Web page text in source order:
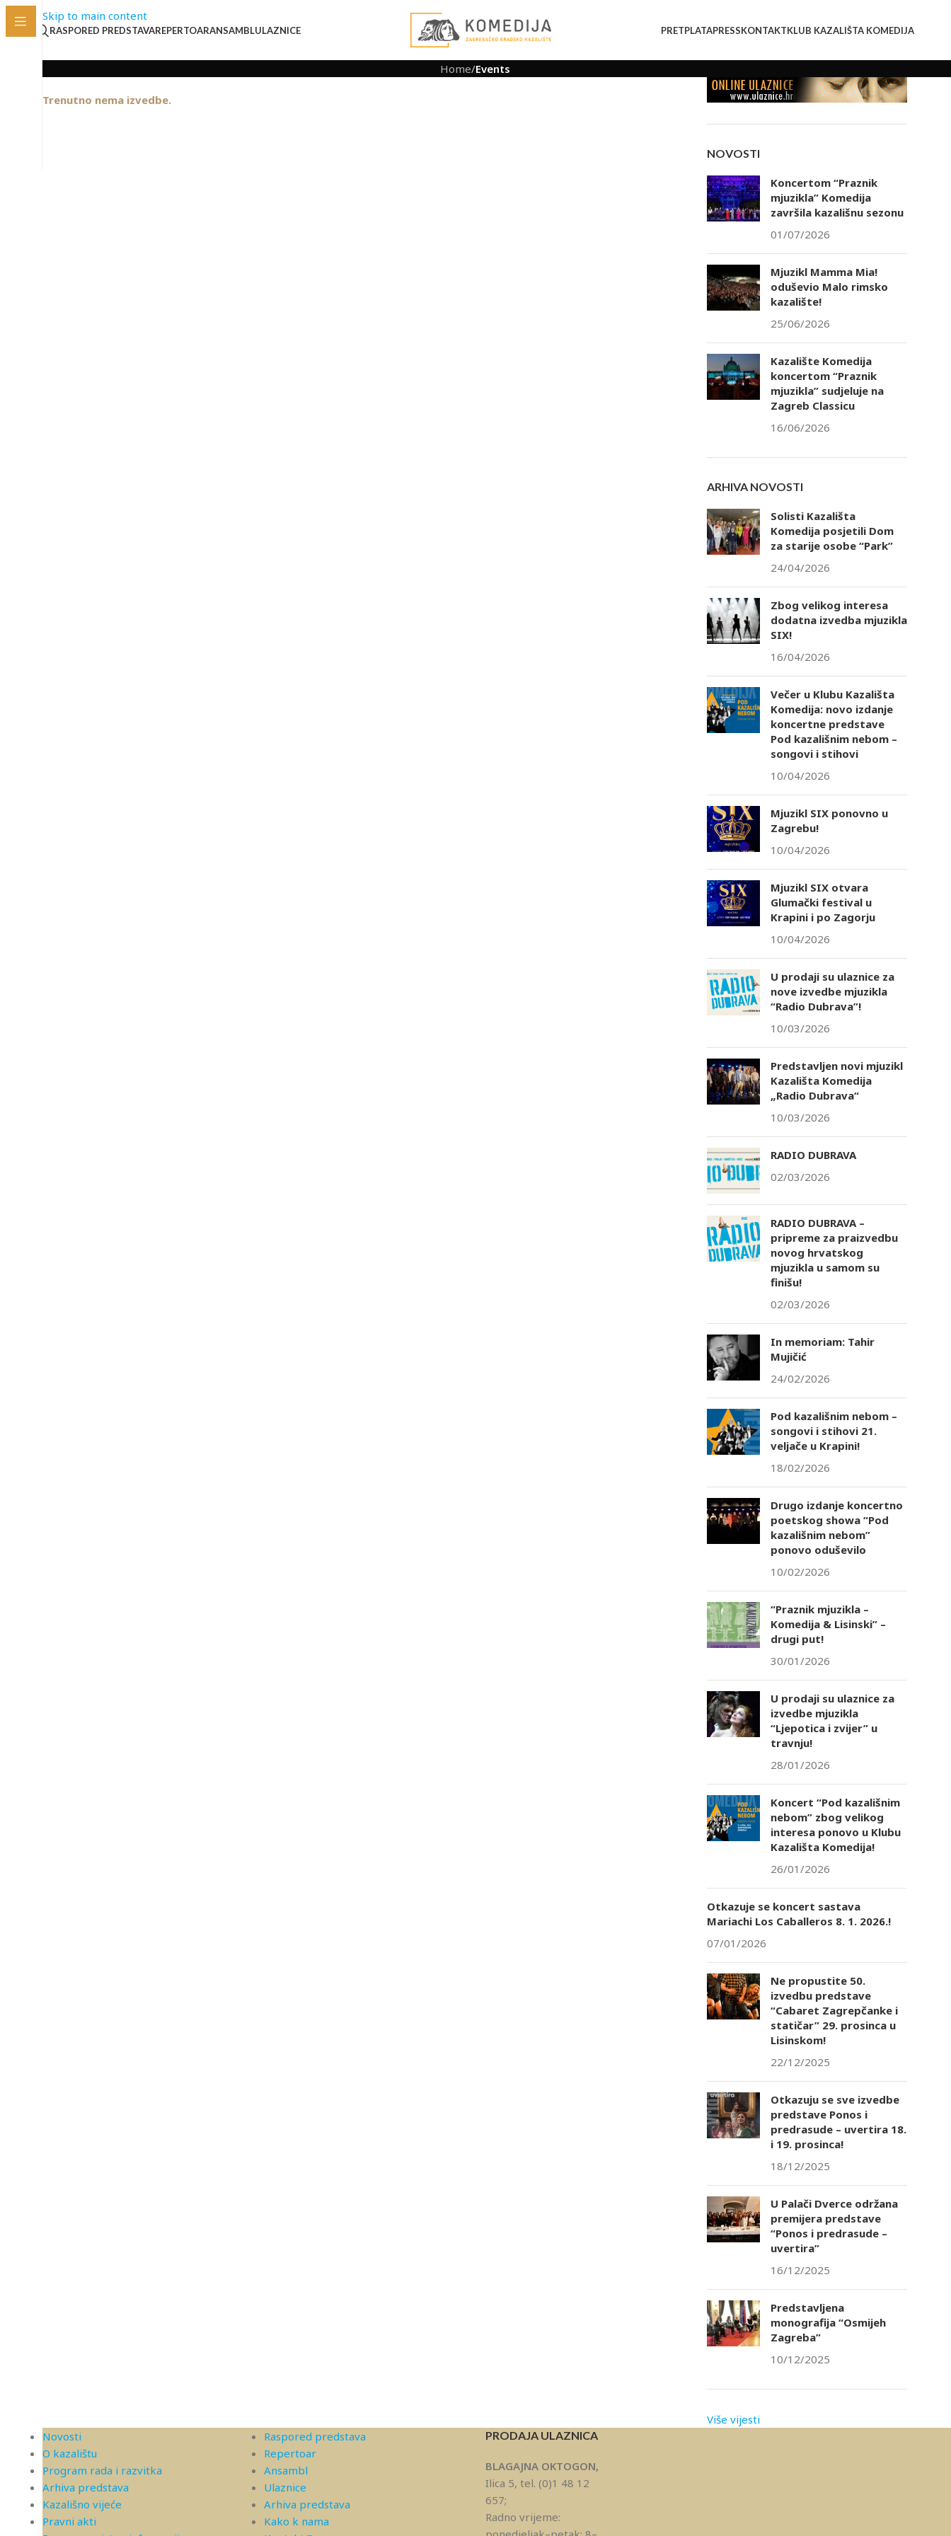
Skip to main content
RASPORED PREDSTAVAREPERTOARANSAMBLULAZNICE PRETPLATAPRESSKONTAKTKLUB KAZALIŠTA KOMEDIJA
Home/Events
Trenutno nema izvedbe.
NOVOSTI
Koncertom “Praznik
mjuzikla” Komedija
završila kazališnu sezonu
01/07/2026
Mjuzikl Mamma Mia!
oduševio Malo rimsko
kazalište!
25/06/2026
Kazalište Komedija
koncertom “Praznik
mjuzikla” sudjeluje na
Zagreb Classicu
16/06/2026
ARHIVA NOVOSTI
Solisti Kazališta
Komedija posjetili Dom
za starije osobe “Park”
24/04/2026
Zbog velikog interesa
dodatna izvedba mjuzikla
SIX!
16/04/2026
Večer u Klubu Kazališta
Komedija: novo izdanje
koncertne predstave
Pod kazališnim nebom –
songovi i stihovi
10/04/2026
Mjuzikl SIX ponovno u
Zagrebu!
10/04/2026
Mjuzikl SIX otvara
Glumački festival u
Krapini i po Zagorju
10/04/2026
U prodaji su ulaznice za
nove izvedbe mjuzikla
“Radio Dubrava”!
10/03/2026
Predstavljen novi mjuzikl
Kazališta Komedija
„Radio Dubrava“
10/03/2026
RADIO DUBRAVA
02/03/2026
RADIO DUBRAVA –
pripreme za praizvedbu
novog hrvatskog
mjuzikla u samom su
finišu!
02/03/2026
In memoriam: Tahir
Mujičić
24/02/2026
Pod kazališnim nebom –
songovi i stihovi 21.
veljače u Krapini!
18/02/2026
Drugo izdanje koncertno
poetskog showa “Pod
kazališnim nebom”
ponovo oduševilo
10/02/2026
“Praznik mjuzikla –
Komedija & Lisinski” –
drugi put!
30/01/2026
U prodaji su ulaznice za
izvedbe mjuzikla
“Ljepotica i zvijer” u
travnju!
28/01/2026
Koncert “Pod kazališnim
nebom” zbog velikog
interesa ponovo u Klubu
Kazališta Komedija!
26/01/2026
Otkazuje se koncert sastava
Mariachi Los Caballeros 8. 1. 2026.!
07/01/2026
Ne propustite 50.
izvedbu predstave
“Cabaret Zagrepčanke i
statičar” 29. prosinca u
Lisinskom!
22/12/2025
Otkazuju se sve izvedbe
predstave Ponos i
predrasude – uvertira 18.
i 19. prosinca!
18/12/2025
U Palači Dverce održana
premijera predstave
“Ponos i predrasude –
uvertira”
16/12/2025
Predstavljena
monografija “Osmijeh
Zagreba”
10/12/2025
Više vijesti
Novosti
O kazalištu
Program rada i razvitka
Arhiva predstava
Kazališno vijeće
Pravni akti
Raspored predstava
Repertoar
Ansambl
Ulaznice
Arhiva predstava
Kako k nama
PRODAJA ULAZNICA
BLAGAJNA OKTOGON,
Ilica 5, tel. (0)1 48 12
657;
Radno vrijeme: